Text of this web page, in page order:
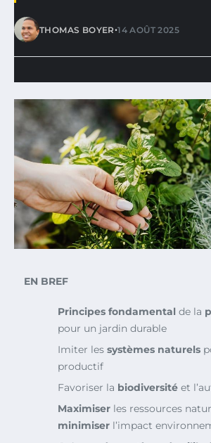
THOMAS BOYER•14 AOÛT 2025
EN BREF
Principes fondamental de la
pour un jardin durable
Imiter les systèmes naturels
productif
Favoriser la biodiversité et
Maximiser les ressources
minimiser l’impact